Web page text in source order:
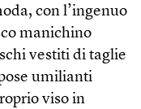
con l’ingenuo
manichino
vestiti di taglie
umilianti
viso in